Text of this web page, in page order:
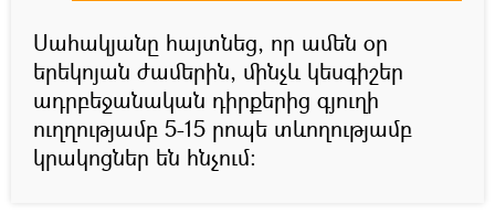
Սահակյանը հայտնեց, որ ամեն օր
երեկոյան ժամերին, մինչև կեսգիշեր
ադրբեջանական դիրքերից գյուղի
ուղղությամբ 5-15 րոպե տևողությամբ
կրակոցներ են հնչում։